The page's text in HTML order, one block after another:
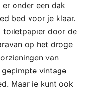
onder een dak
bed voor je klaar.
toiletpapier door de
op het droge
van
vintage
Maar je kunt ook